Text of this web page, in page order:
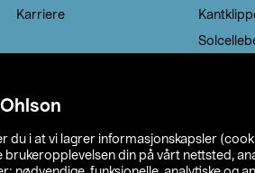
du i at vi lagrer informasjonskapsler
din på vårt nettsted,
Karriere